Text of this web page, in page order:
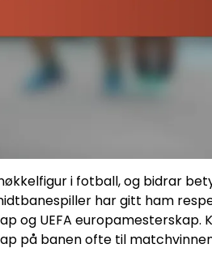
i fotball, og bidrar
har gitt ham
og UEFA
på banen ofte til